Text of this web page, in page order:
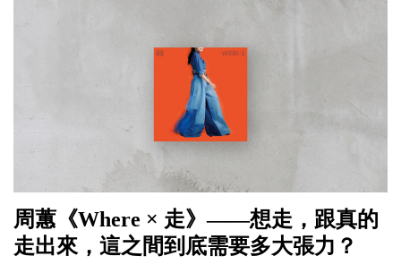
周蕙《Where × 走》——想走，跟真的
走出來，這之間到底需要多大張力？